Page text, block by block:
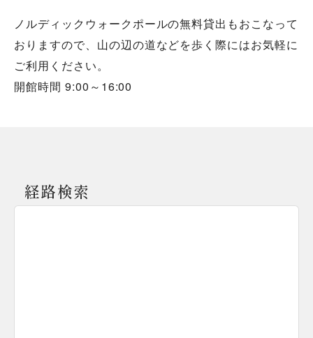
ノルディックウォークポールの無料貸出もおこなって
おりますので、山の辺の道などを歩く際にはお気軽に
ご利用ください。
開館時間 9:00～16:00
経路検索